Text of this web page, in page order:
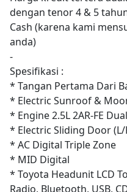
dengan tenor 4 & 5
Cash (karena kami
anda)
-
Spesifikasi :
* Tangan Pertama Dari
* Electric Sunroof &
* Engine 2.5L 2AR-FE
* Electric Sliding Door (L/
* AC Digital Triple Zone
* MID Digital
* Toyota Headunit LCD
Radio, Bluetooth, USB,